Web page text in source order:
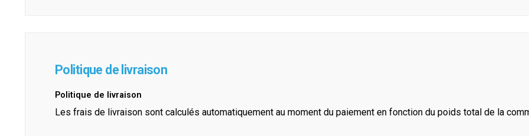
Politique de livraison
Politique de livraison
Les frais de livraison sont calculés automatiquement au moment du paiement en fonction du poids total de la